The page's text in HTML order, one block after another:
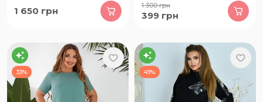
1 650 грн
1 300грн
399 грн
33% 49%